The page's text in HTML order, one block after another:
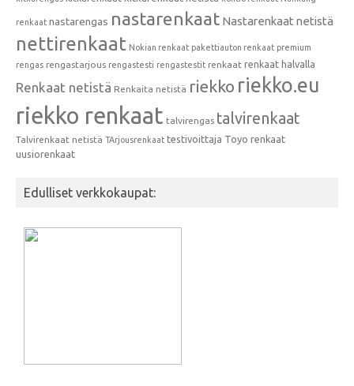
renkaat nastarengas nastarenkaat Nastarenkaat netistä
nettirenkaat Nokian renkaat pakettiauton renkaat premium
rengas rengastarjous rengastesti rengastestit renkaat renkaat halvalla
Renkaat netistä Renkaita netistä riekko riekko.eu
riekko renkaat talvirengas talvirenkaat
Talvirenkaat netistä TArjousrenkaat testivoittaja Toyo renkaat
uusiorenkaat
Edulliset verkkokaupat: